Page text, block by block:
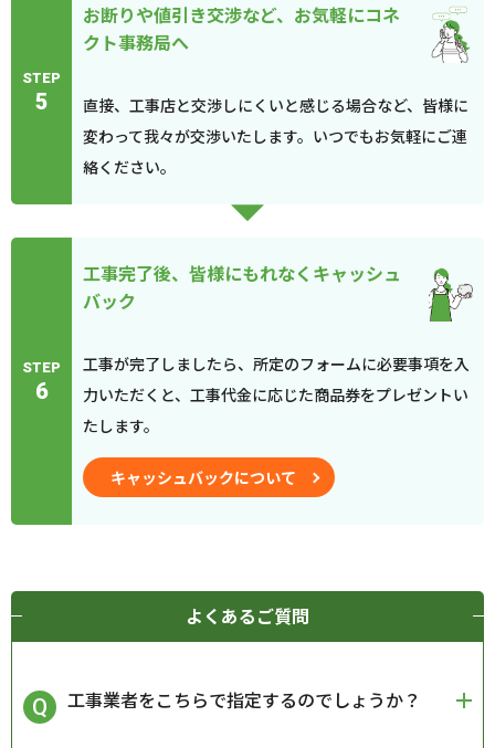
STEP
5
お断りや値引き交渉など、お気軽にコネ
クト事務局へ
直接、工事店と交渉しにくいと感じる場合など、皆様に
変わって我々が交渉いたします。いつでもお気軽にご連
絡ください。
STEP
6
工事完了後、皆様にもれなくキャッシュ
バック
工事が完了しましたら、所定のフォームに必要事項を入
力いただくと、工事代金に応じた商品券をプレゼントい
たします。
キャッシュバックについて
よくあるご質問
工事業者をこちらで指定するのでしょうか？